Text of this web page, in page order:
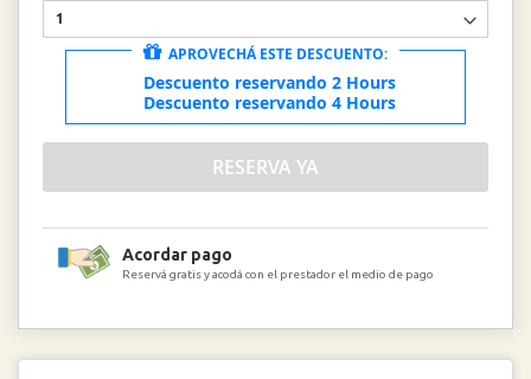
APROVECHÁ ESTE DESCUENTO:
Descuento reservando 2 Hours
Descuento reservando 4 Hours
RESERVA YA
Acordar pago
Reservá gratis y acodá con el prestador el medio de pago